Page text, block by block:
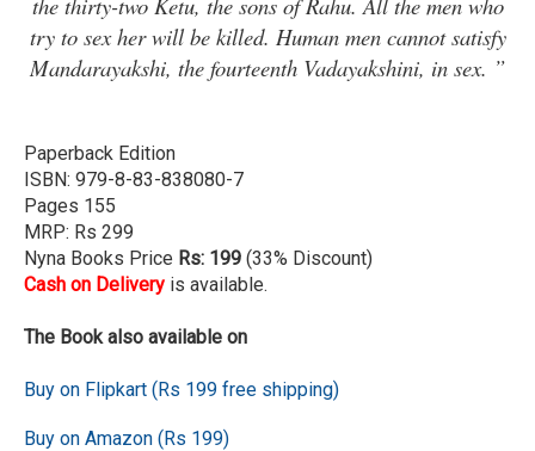
try to sex her will be killed. Human men cannot satisfy
Mandarayakshi, the fourteenth Vadayakshini, in sex. ”
Paperback Edition
ISBN: 979-8-83-838080-7
Pages 155
MRP: Rs 299
Nyna Books Price Rs: 199 (33% Discount)
Cash on Delivery is available.
The Book also available on
Buy on Flipkart (Rs 199 free shipping)
Buy on Amazon (Rs 199)